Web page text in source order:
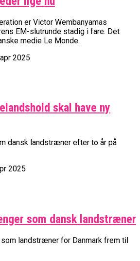
er Victor Wembanyamas
EM-slutrunde stadig i fare. Det
medie Le Monde.
2025
skal have ny
dansk landstræner efter to år på
2025
som dansk landstræner
landstræner for Danmark frem til